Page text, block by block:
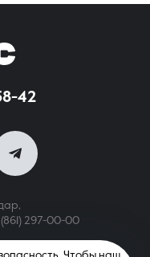
42
297-00-00